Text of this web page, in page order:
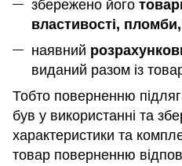
збережено його
властивості,
наявний
виданий разом із
Тобто поверненню
був у використанні та
характеристики та
товар поверненню